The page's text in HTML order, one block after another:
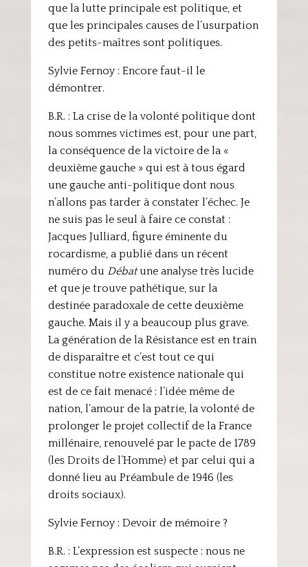
que la lutte principale est politique, et
que les principales causes de l’usurpation
des petits-maîtres sont politiques.
Sylvie Fernoy : Encore faut-il le
démontrer.
B.R. : La crise de la volonté politique dont
nous sommes victimes est, pour une part,
la conséquence de la victoire de la «
deuxième gauche » qui est à tous égard
une gauche anti-politique dont nous
n’allons pas tarder à constater l’échec. Je
ne suis pas le seul à faire ce constat :
Jacques Julliard, figure éminente du
rocardisme, a publié dans un récent
numéro du Débatune analyse très lucide
et que je trouve pathétique, sur la
destinée paradoxale de cette deuxième
gauche. Mais il y a beaucoup plus grave.
La génération de la Résistance est en train
de disparaître et c’est tout ce qui
constitue notre existence nationale qui
est de ce fait menacé : l’idée même de
nation, l’amour de la patrie, la volonté de
prolonger le projet collectif de la France
millénaire, renouvelé par le pacte de 1789
(les Droits de l’Homme) et par celui qui a
donné lieu au Préambule de 1946 (les
droits sociaux).
Sylvie Fernoy : Devoir de mémoire ?
B.R. : L’expression est suspecte : nous ne